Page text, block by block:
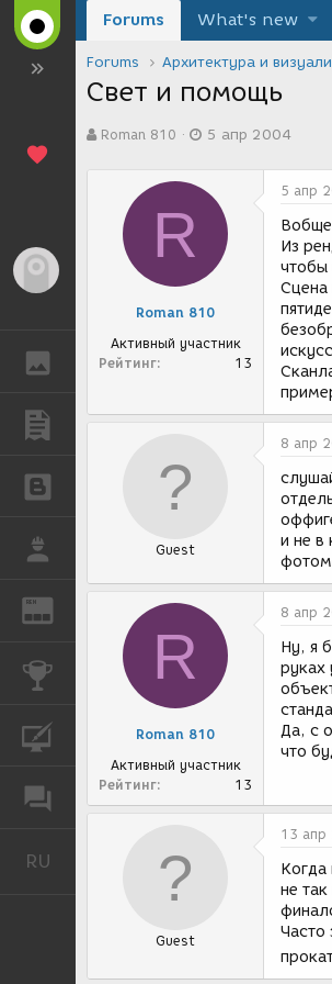
ГАЛЕРЕЯ
REN
КОНКУРСЫ
RU
Forums What's new
Forums Архитектура и
Свет и помощь
в
Roman 810
а
с
а
и
я
5 апр 2004
R
Roman 810
Активный участник
Рейтинг
13
5 апр
Из
чтобы
Сцена
Guest
8 апр
и не в
R
Roman 810
Активный участник
Рейтинг
13
8 апр
Ну, я
руках
Да, с
что
Guest
13 апр
Когда
не
Часто